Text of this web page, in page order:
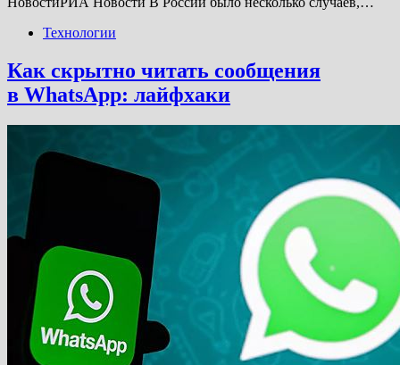
Технологии
Как скрытно читать сообщения
в WhatsApp: лайфхаки